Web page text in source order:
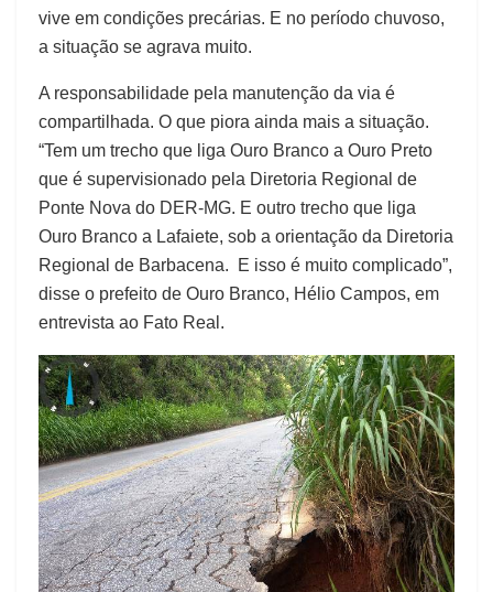
vive em condições precárias. E no período chuvoso,
a situação se agrava muito.
A responsabilidade pela manutenção da via é
compartilhada. O que piora ainda mais a situação.
“Tem um trecho que liga Ouro Branco a Ouro Preto
que é supervisionado pela Diretoria Regional de
Ponte Nova do DER-MG. E outro trecho que liga
Ouro Branco a Lafaiete, sob a orientação da Diretoria
Regional de Barbacena. E isso é muito complicado”,
disse o prefeito de Ouro Branco, Hélio Campos, em
entrevista ao Fato Real.